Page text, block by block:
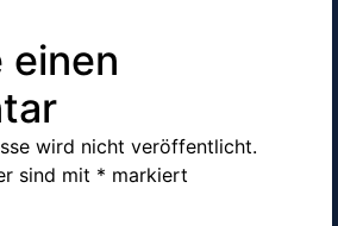
einen
wird nicht veröffentlicht.
sind mit * markiert